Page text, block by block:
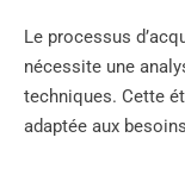
Le processus
nécessite une
techniques. Cette
adaptée aux